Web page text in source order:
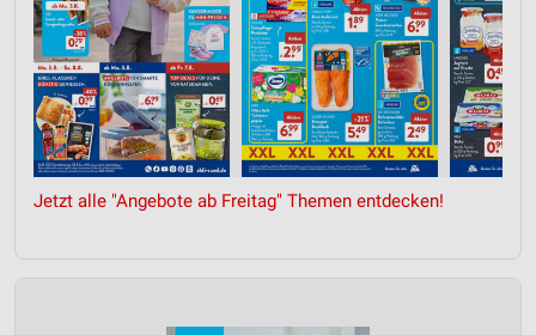
Jetzt alle "Angebote ab Freitag" Themen entdecken!